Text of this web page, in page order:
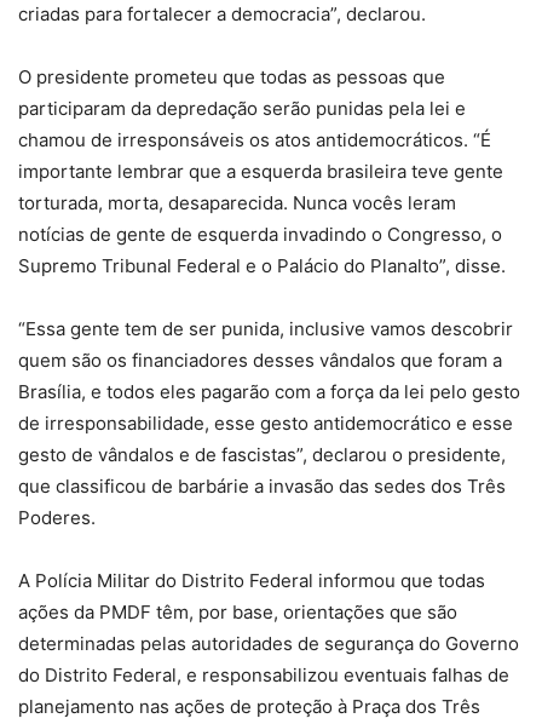
criadas para fortalecer a democracia”, declarou.
O presidente prometeu que todas as pessoas que
participaram da depredação serão punidas pela lei e
chamou de irresponsáveis os atos antidemocráticos. “É
importante lembrar que a esquerda brasileira teve gente
torturada, morta, desaparecida. Nunca vocês leram
notícias de gente de esquerda invadindo o Congresso, o
Supremo Tribunal Federal e o Palácio do Planalto”, disse.
“Essa gente tem de ser punida, inclusive vamos descobrir
quem são os financiadores desses vândalos que foram a
Brasília, e todos eles pagarão com a força da lei pelo gesto
de irresponsabilidade, esse gesto antidemocrático e esse
gesto de vândalos e de fascistas”, declarou o presidente,
que classificou de barbárie a invasão das sedes dos Três
Poderes.
A Polícia Militar do Distrito Federal informou que todas
ações da PMDF têm, por base, orientações que são
determinadas pelas autoridades de segurança do Governo
do Distrito Federal, e responsabilizou eventuais falhas de
planejamento nas ações de proteção à Praça dos Três